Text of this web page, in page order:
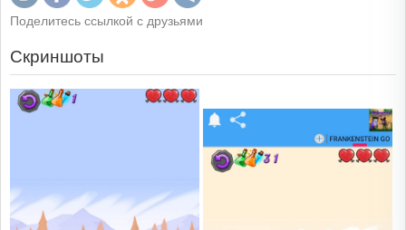
Поделитесь ссылкой с друзьями
Скриншоты